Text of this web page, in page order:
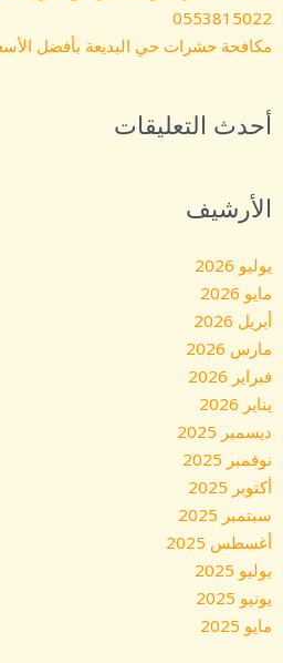
0553815022
مكافحة حشرات حي البديعة بأفضل الأسعار
أحدث التعليقات
الأرشيف
يوليو 2026
مايو 2026
أبريل 2026
مارس 2026
فبراير 2026
يناير 2026
ديسمبر 2025
نوفمبر 2025
أكتوبر 2025
سبتمبر 2025
أغسطس 2025
يوليو 2025
يونيو 2025
مايو 2025